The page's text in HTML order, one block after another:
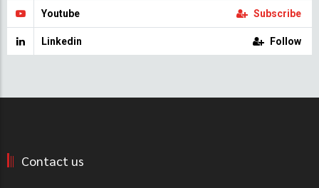
Youtube Subscribe
Linkedin Follow
Contact us